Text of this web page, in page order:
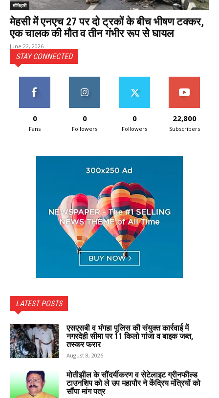
मोतिहारी
मेहसी में एनएच 27 पर दो ट्रकों के बीच भीषण टक्कर,
एक चालक की मौत व तीन गंभीर रूप से घायल
June 22, 2026
STAY CONNECTED
0
Fans
0
Followers
0
Followers
22,800
Subscribers
LATEST POSTS
एसएसबी व भंगहा पुलिस की संयुक्त कार्रवाई में
नगरदेही सीमा पर 11 किलो गांजा व बाइक जब्त,
तस्कर फरार
August 8, 2026
मोतीझील के सौंदर्यीकरण व सेटेलाइट ग्रीनफील्ड
टाउनशिप को ले उप महापौर ने केंद्रिय मंत्रियों को
सौंपा मांग पत्र